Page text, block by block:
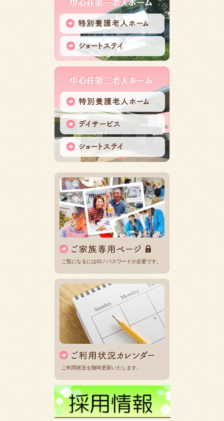
ご覧になるにはID／パスワードが必要です。
ご利用状況を随時更新いたします。